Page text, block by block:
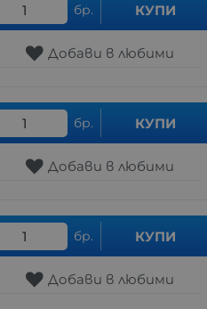
бр. КУПИ
Добави в любими
бр. КУПИ
Добави в любими
бр. КУПИ
Добави в любими